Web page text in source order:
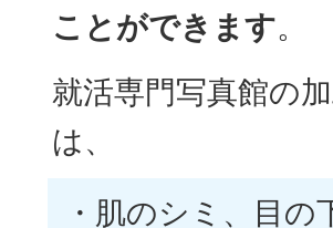
ことができます。
就活専門写真館の
は、
・肌のシミ、目